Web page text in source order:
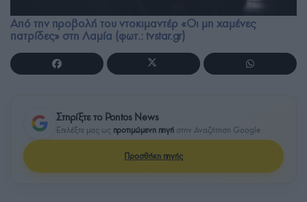
Από την προβολή του ντοκιμαντέρ «Οι μη χαμένες
πατρίδες» στη Λαμία (φωτ.: tvstar.gr)
Στηρίξτε το Pontos News
Επιλέξτε μας ως προτιμώμενη πηγή στην Αναζήτηση Google
Προσθήκη πηγής